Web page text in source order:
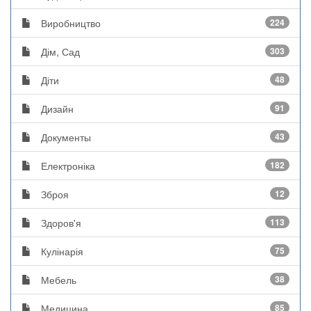
Виробництво 224
Дім, Сад 303
Діти 48
Дизайн 91
Документы 43
Електроніка 182
Зброя 12
Здоров'я 113
Кулінарія 75
Мебель 38
Медицина 85